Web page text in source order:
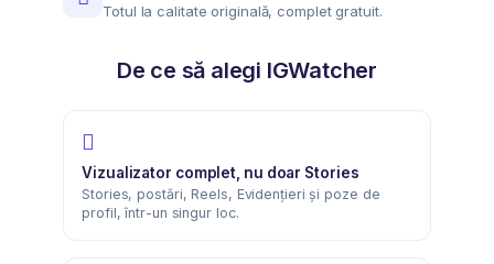
Totul la calitate originală, complet gratuit.
De ce să alegi IGWatcher
Vizualizator complet, nu doar Stories
Stories, postări, Reels, Evidențieri și poze de
profil, într-un singur loc.